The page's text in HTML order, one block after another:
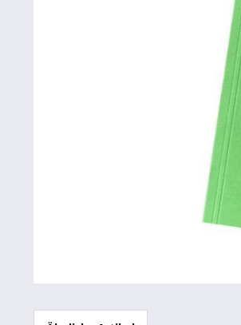
Betriebsausstattung &
Tragetaschen &